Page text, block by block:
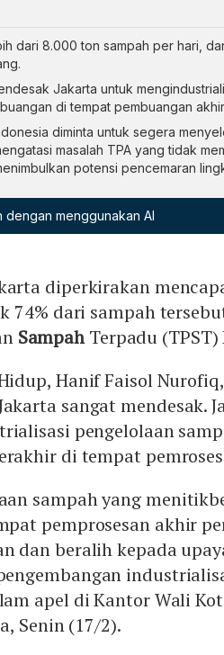
dari 8.000 ton sampah per hari,
Jakarta untuk
di tempat pembuangan
diminta untuk segera
masalah TPA yang tidak
potensi pencemaran
dengan menggunakan AI
diperkirakan
74% dari sampah
SampahTerpadu
Hanif Faisol
sangat mendesak.
pengelolaan
di tempat
sampah yang
pemprosesan akhir
dan beralih kepada
apel di Kantor Wali
Senin (17/2).